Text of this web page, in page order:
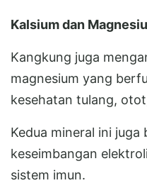
Kalsium dan
Kangkung juga
magnesium yang
kesehatan tulang,
Kedua mineral ini juga
keseimbangan
sistem imun.